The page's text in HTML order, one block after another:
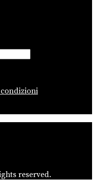
reserved.